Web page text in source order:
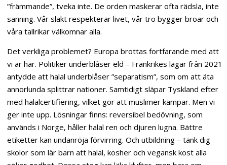
”främmande”, tveka inte. De orden maskerar ofta rädsla, inte
sanning. Vår slakt respekterar livet, vår tro bygger broar och
våra tallrikar välkomnar alla.
Det verkliga problemet? Europa brottas fortfarande med att
vi är här. Politiker underblåser eld – Frankrikes lagar från 2021
antydde att halal underblåser ”separatism”, som om att äta
annorlunda splittrar nationer. Samtidigt släpar Tyskland efter
med halalcertifiering, vilket gör att muslimer kämpar. Men vi
ger inte upp. Lösningar finns: reversibel bedövning, som
används i Norge, håller halal ren och djuren lugna. Bättre
etiketter kan undanröja förvirring. Och utbildning – tänk dig
skolor som lär barn att halal, kosher och vegansk kost alla